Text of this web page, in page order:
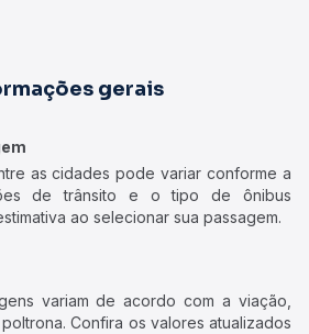
gerais
as cidades pode variar conforme a
de trânsito e o tipo de ônibus
ao selecionar sua passagem.
variam de acordo com a viação,
Confira os valores atualizados